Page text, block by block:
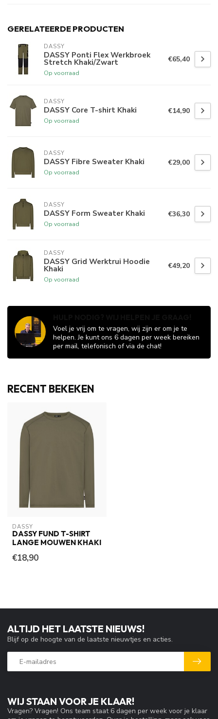
GERELATEERDE PRODUCTEN
DASSY
DASSY Ponti Flex Werkbroek
Stretch Khaki/Zwart
Op voorraad
€65,40
DASSY
DASSY Core T-shirt Khaki
Op voorraad
€14,90
DASSY
DASSY Fibre Sweater Khaki
Op voorraad
€29,00
DASSY
DASSY Form Sweater Khaki
Op voorraad
€36,30
DASSY
DASSY Grid Werktrui Hoodie
Khaki
Op voorraad
€49,20
Voel je vrij om te vragen, wij zijn er om je te
helpen. Je kunt ons 6 dagen per week bereiken
per mail, telefonisch of via de chat!
RECENT BEKEKEN
DASSY
DASSY FUND T-SHIRT
LANGE MOUWEN KHAKI
€18,90
WIJ STAAN VOOR JE KLAAR!
Vragen? Vragen! Ons team staat 6 dagen per week voor je klaar
ALTIJD HET LAATSTE NIEUWS!
Blijf op de hoogte van de laatste nieuwtjes en acties.